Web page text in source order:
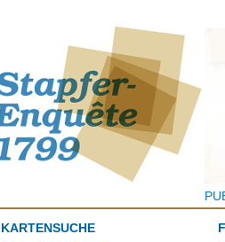
KARTENSUCHE